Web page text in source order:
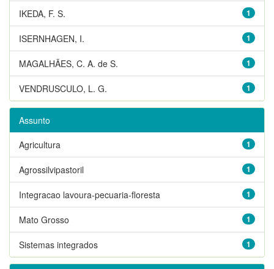
1
IKEDA, F. S.
1
ISERNHAGEN, I.
1
MAGALHÃES, C. A. de S.
1
VENDRUSCULO, L. G.
Assunto
1
Agricultura
1
Agrossilvipastoril
1
Integracao lavoura-pecuaria-floresta
1
Mato Grosso
1
Sistemas integrados